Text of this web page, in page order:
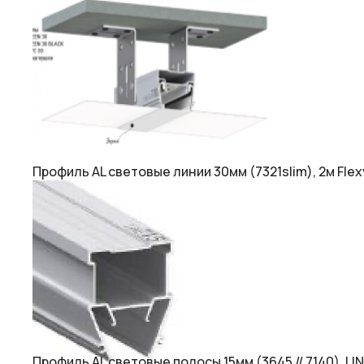
Профиль AL световые линии 30мм (7321slim), 2м